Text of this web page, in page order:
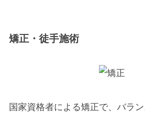
矯正・徒手施術
国家資格者による矯正で、バラ